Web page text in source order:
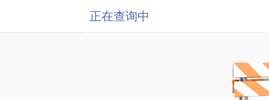
正在查询中